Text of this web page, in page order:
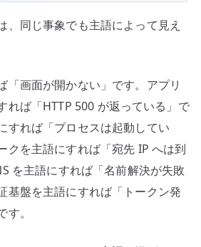
、同じ事象でも主語によって見え
「画面が開かない」です。アプリ
れば「HTTP 500 が返っている」で
すれば「プロセスは起動してい
クを主語にすれば「宛先 IP へは到
を主語にすれば「名前解決が失敗
基盤を主語にすれば「トークン発
。